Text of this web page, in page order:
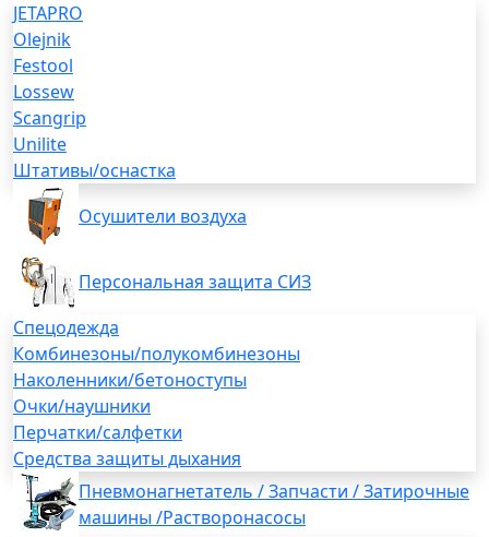
JETAPRO
Olejnik
Festool
Lossew
Scangrip
Unilite
Штативы/оснастка
Осушители воздуха
Персональная защита СИЗ
Спецодежда
Комбинезоны/полукомбинезоны
Наколенники/бетоноступы
Очки/наушники
Перчатки/салфетки
Средства защиты дыхания
Пневмонагнетатель / Запчасти / Затирочные
машины /Растворонасосы